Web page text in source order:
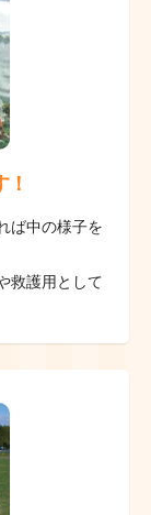
ば中の様子を
救護用として